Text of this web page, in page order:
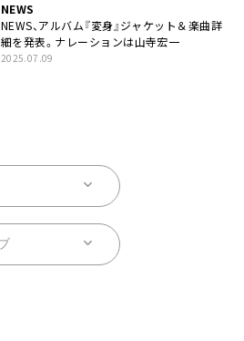
NEWS
NEWS、アルバム『変身』ジャケット＆楽曲詳
細を発表。ナレーションは⼭寺宏⼀
2025.07.09